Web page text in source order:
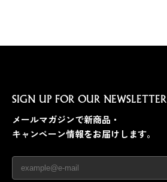
SIGN UP FOR OUR NEWSLETTER
メールマガジンで新商品・
キャンペーン情報をお届けします。